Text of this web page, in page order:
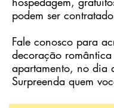
podem ser
Fale conosco para
decoração romântica
apartamento, no dia
Surpreenda quem